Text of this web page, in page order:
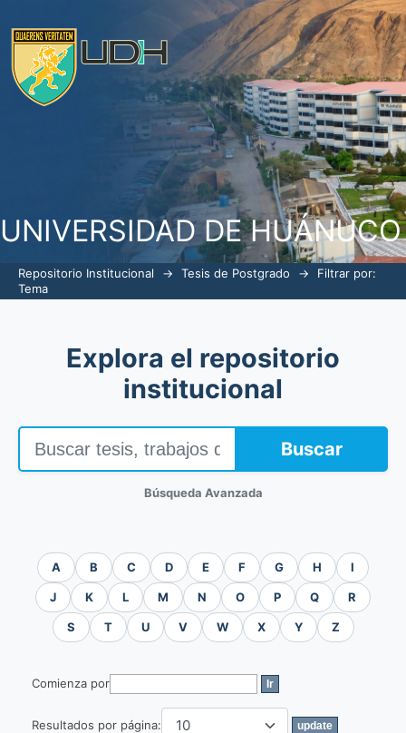
UNIVERSIDAD DE HUÁNUCO
Repositorio Institucional → Tesis de Postgrado →
Filtrar por:
Tema
Explora el repositorio
institucional
Buscar
Búsqueda Avanzada
A B C D E F G H I
J K L M N O P Q R
S T U V W X Y Z
Comienza por
Resultados por página: